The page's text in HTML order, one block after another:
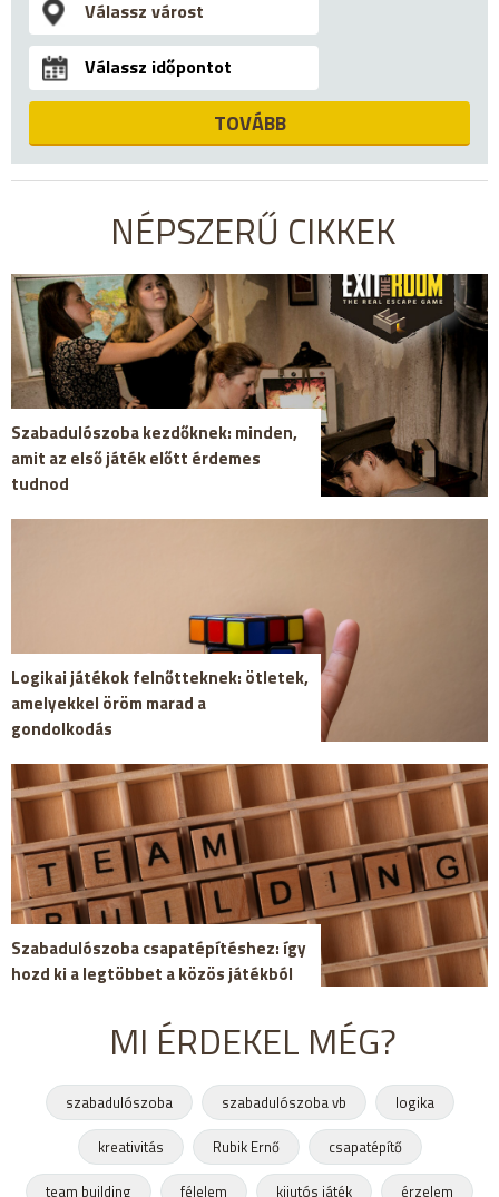
TOVÁBB
NÉPSZERŰ CIKKEK
Szabadulószoba kezdőknek: minden,
amit az első játék előtt érdemes
tudnod
Logikai játékok felnőtteknek: ötletek,
amelyekkel öröm marad a
gondolkodás
Szabadulószoba csapatépítéshez: így
hozd ki a legtöbbet a közös játékból
MI ÉRDEKEL MÉG?
szabadulószoba szabadulószoba vb
logika
kreativitás
Rubik Ernő
csapatépítő
team building
félelem kijutós játék érzelem